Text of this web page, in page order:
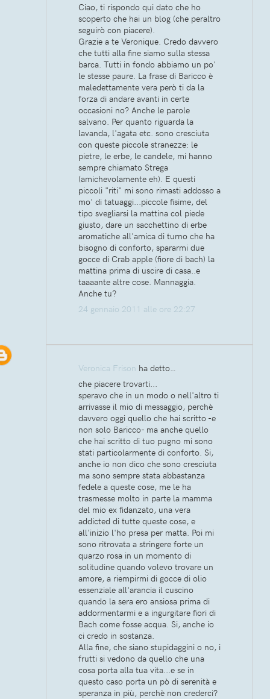
Ciao, ti rispondo qui dato che ho
scoperto che hai un blog (che peraltro
seguirò con piacere).
Grazie a te Veronique. Credo davvero
che tutti alla fine siamo sulla stessa
barca. Tutti in fondo abbiamo un po'
le stesse paure. La frase di Baricco è
maledettamente vera però ti da la
forza di andare avanti in certe
occasioni no? Anche le parole
salvano. Per quanto riguarda la
lavanda, l'agata etc. sono cresciuta
con queste piccole stranezze: le
pietre, le erbe, le candele, mi hanno
sempre chiamato Strega
(amichevolamente eh). E questi
piccoli "riti" mi sono rimasti addosso a
mo' di tatuaggi...piccole fisime, del
tipo svegliarsi la mattina col piede
giusto, dare un sacchettino di erbe
aromatiche all'amica di turno che ha
bisogno di conforto, spararmi due
gocce di Crab apple (fiore di bach) la
mattina prima di uscire di casa..e
taaaante altre cose. Mannaggia.
Anche tu?
24 gennaio 2011 alle ore 22:27
Veronica Frison ha detto…
che piacere trovarti...
speravo che in un modo o nell'altro ti
arrivasse il mio di messaggio, perchè
davvero oggi quello che hai scritto -e
non solo Baricco- ma anche quello
che hai scritto di tuo pugno mi sono
stati particolarmente di conforto. Si,
anche io non dico che sono cresciuta
ma sono sempre stata abbastanza
fedele a queste cose, me le ha
trasmesse molto in parte la mamma
del mio ex fidanzato, una vera
addicted di tutte queste cose, e
all'inizio l'ho presa per matta. Poi mi
sono ritrovata a stringere forte un
quarzo rosa in un momento di
solitudine quando volevo trovare un
amore, a riempirmi di gocce di olio
essenziale all'arancia il cuscino
quando la sera ero ansiosa prima di
addormentarmi e a ingurgitare fiori di
Bach come fosse acqua. Si, anche io
ci credo in sostanza.
Alla fine, che siano stupidaggini o no, i
frutti si vedono da quello che una
cosa porta alla tua vita...e se in
questo caso porta un pò di serenità e
speranza in più, perchè non crederci?